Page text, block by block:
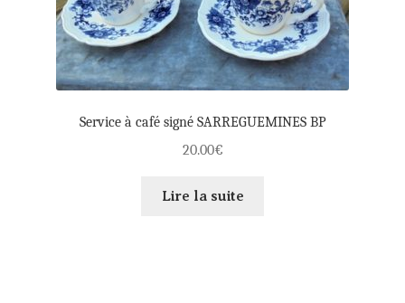
Service à café signé SARREGUEMINES BP
20.00€
Lire la suite